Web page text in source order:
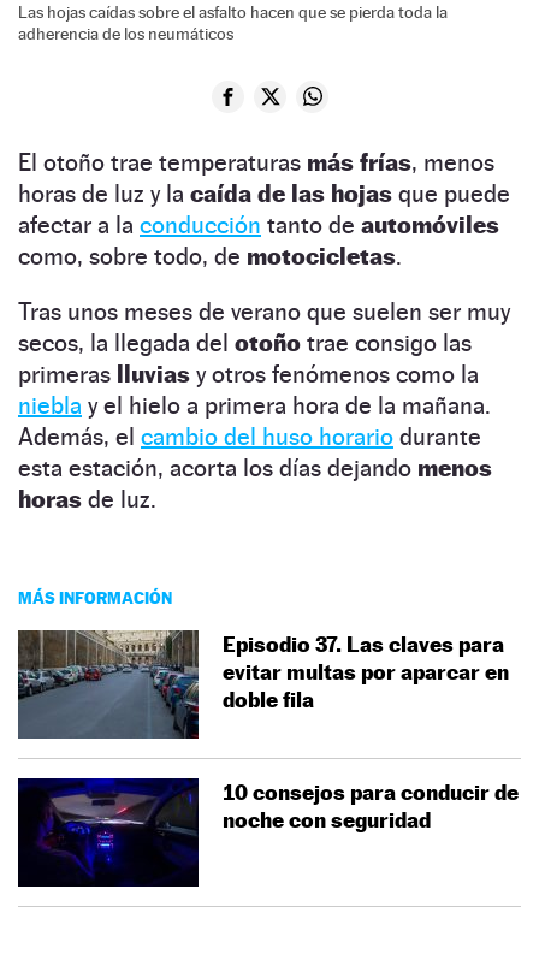
Las hojas caídas sobre el asfalto hacen que se pierda toda la
adherencia de los neumáticos
El otoño trae temperaturas más frías, menos
horas de luz y la caída de las hojas que puede
afectar a la conducción tanto de automóviles
como, sobre todo, de motocicletas.
Tras unos meses de verano que suelen ser muy
secos, la llegada del otoño trae consigo las
primeras lluvias y otros fenómenos como la
niebla y el hielo a primera hora de la mañana.
Además, el cambio del huso horario durante
esta estación, acorta los días dejando menos
horas de luz.
MÁS INFORMACIÓN
Episodio 37. Las claves para
evitar multas por aparcar en
doble fila
10 consejos para conducir de
noche con seguridad